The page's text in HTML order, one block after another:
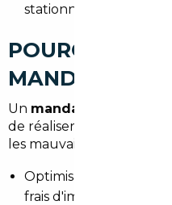
stationnement en
POURQUOI
MANDATAIRE
Un mandataire auto
de réaliser des
les mauvaises surprises.
Optimisation du coût
frais d'import.